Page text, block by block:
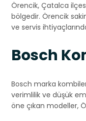
Örencik, Çatalca
bölgedir. Örencik
ve servis
Bosch
Bosch marka
verimlilik ve düşük
öne çıkan modeller,